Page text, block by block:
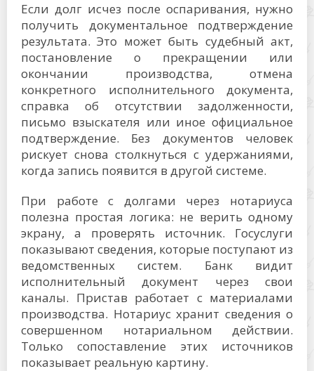
Если долг исчез после оспаривания, нужно
получить документальное подтверждение
результата. Это может быть судебный акт,
постановление о прекращении или
окончании производства, отмена
конкретного исполнительного документа,
справка об отсутствии задолженности,
письмо взыскателя или иное официальное
подтверждение. Без документов человек
рискует снова столкнуться с удержаниями,
когда запись появится в другой системе.
При работе с долгами через нотариуса
полезна простая логика: не верить одному
экрану, а проверять источник. Госуслуги
показывают сведения, которые поступают из
ведомственных систем. Банк видит
исполнительный документ через свои
каналы. Пристав работает с материалами
производства. Нотариус хранит сведения о
совершенном нотариальном действии.
Только сопоставление этих источников
показывает реальную картину.